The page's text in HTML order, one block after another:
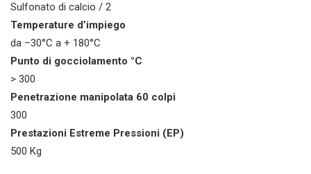
Sulfonato di calcio / 2
Temperature d’impiego
da –30°C a + 180°C
Punto di gocciolamento °C
> 300
Penetrazione manipolata 60 colpi
300
Prestazioni Estreme Pressioni (EP)
500 Kg